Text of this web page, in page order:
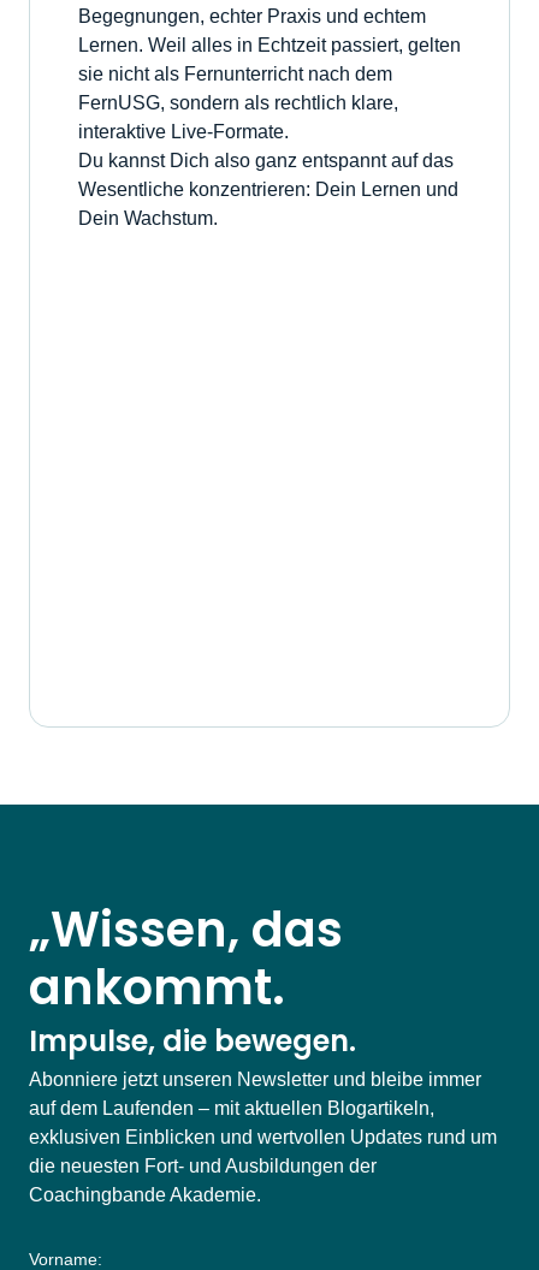
Begegnungen, echter Praxis und echtem
Lernen. Weil alles in Echtzeit passiert, gelten
sie nicht als Fernunterricht nach dem
FernUSG, sondern als rechtlich klare,
interaktive Live-Formate.
Du kannst Dich also ganz entspannt auf das
Wesentliche konzentrieren: Dein Lernen und
Dein Wachstum.
„Wissen, das
ankommt.
Impulse, die bewegen.
Abonniere jetzt unseren Newsletter und bleibe immer
auf dem Laufenden – mit aktuellen Blogartikeln,
exklusiven Einblicken und wertvollen Updates rund um
die neuesten Fort- und Ausbildungen der
Coachingbande Akademie.
Vorname: